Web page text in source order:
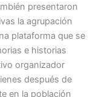
presentaron
la agrupación
plataforma que se
e historias
organizador
después de
en la población